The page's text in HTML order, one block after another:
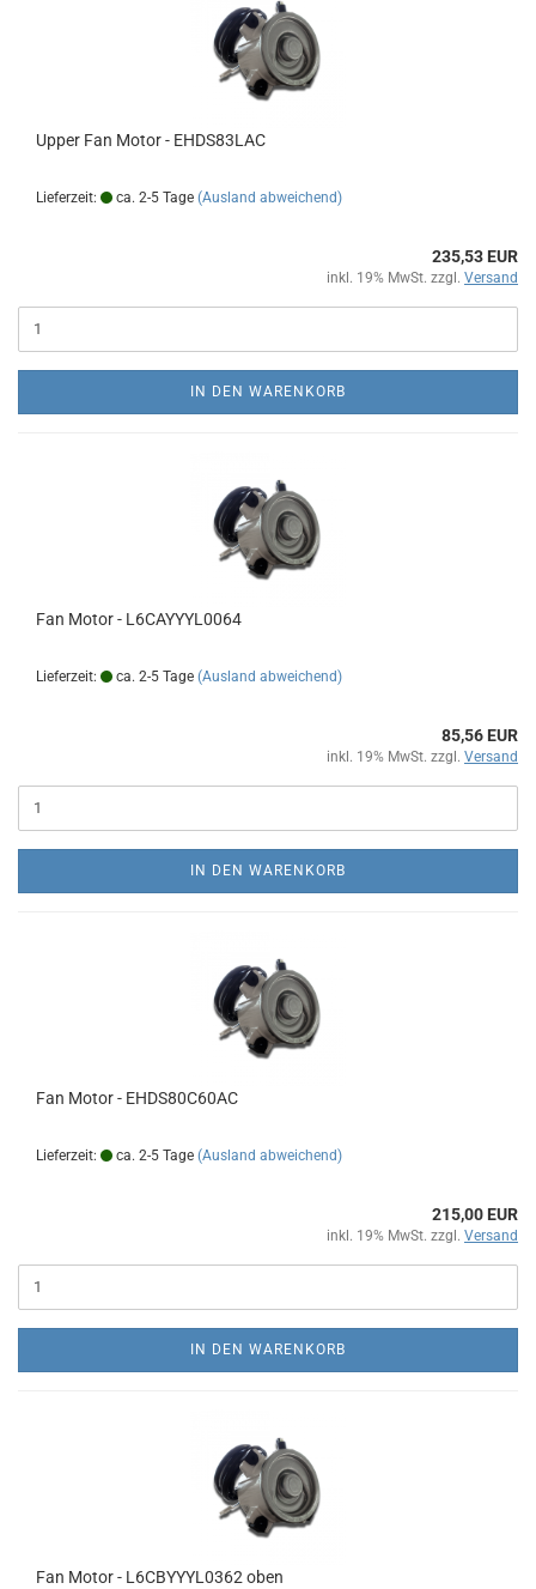
Upper Fan Motor - EHDS83LAC
Lieferzeit: ca. 2-5 Tage (Ausland abweichend)
235,53 EUR
inkl. 19% MwSt. zzgl. Versand
IN DEN WARENKORB
Fan Motor - L6CAYYYL0064
Lieferzeit: ca. 2-5 Tage (Ausland abweichend)
85,56 EUR
inkl. 19% MwSt. zzgl. Versand
IN DEN WARENKORB
Fan Motor - EHDS80C60AC
Lieferzeit: ca. 2-5 Tage (Ausland abweichend)
215,00 EUR
inkl. 19% MwSt. zzgl. Versand
IN DEN WARENKORB
Fan Motor - L6CBYYYL0362 oben